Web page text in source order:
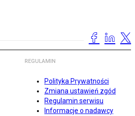
REGULAMIN
Polityka Prywatności
Zmiana ustawień zgód
Regulamin serwisu
Informacje o nadawcy